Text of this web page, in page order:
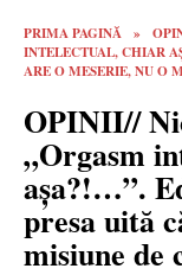
PRIMA PAGINĂ »
INTELECTUAL, CHIAR
ARE O MESERIE, NU O
OPINII//
„Orgasm
așa?!…”.
presa uită
misiune de